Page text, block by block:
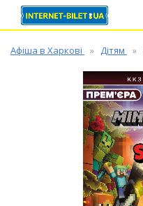
Афіша в Харкові Дітям